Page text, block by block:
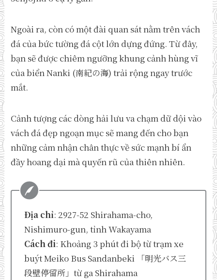
Ngoài ra, còn có một đài quan sát nằm trên vách
đá của bức tường đá cột lớn dựng đứng. Từ đây,
bạn sẽ được chiêm ngưỡng khung cảnh hùng vĩ
của biển Nanki (南紀の海) trải rộng ngay trước
mắt.
Cảnh tượng các dòng hải lưu va chạm dữ dội vào
vách đá đẹp ngoạn mục sẽ mang đến cho bạn
những cảm nhận chân thực về sức mạnh bí ẩn
đầy hoang dại mà quyến rũ của thiên nhiên.
Địa chỉ: 2927-52 Shirahama-cho,
Nishimuro-gun, tỉnh Wakayama
Cách đi: Khoảng 3 phút đi bộ từ trạm xe
buýt Meiko Bus Sandanbeki 「明光バス三
段壁停留所」từ ga Shirahama